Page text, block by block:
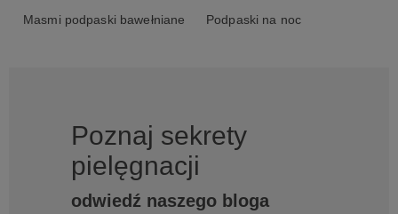
Masmi podpaski bawełniane Podpaski na noc
Poznaj sekrety
pielęgnacji
odwiedź naszego bloga